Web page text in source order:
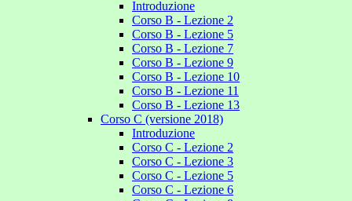
Introduzione
Corso B - Lezione 2
Corso B - Lezione 5
Corso B - Lezione 7
Corso B - Lezione 9
Corso B - Lezione 10
Corso B - Lezione 11
Corso B - Lezione 13
Corso C (versione 2018)
Introduzione
Corso C - Lezione 2
Corso C - Lezione 3
Corso C - Lezione 5
Corso C - Lezione 6